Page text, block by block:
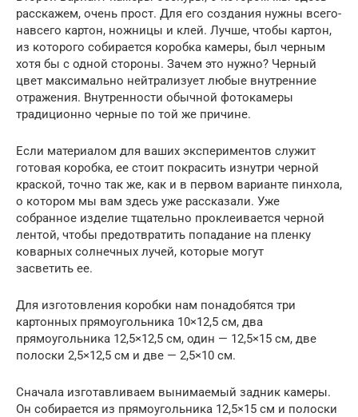
расскажем, очень прост. Для его создания нужны всего-
навсего картон, ножницы и клей. Лучше, чтобы картон,
из которого собирается коробка камеры, был черным
хотя бы с одной стороны. Зачем это нужно? Черный
цвет максимально нейтрализует любые внутренние
отражения. Внутренности обычной фотокамеры
традиционно черные по той же причине.
Если материалом для ваших экспериментов служит
готовая коробка, ее стоит покрасить изнутри черной
краской, точно так же, как и в первом варианте пинхола,
о котором мы вам здесь уже рассказали. Уже
собранное изделие тщательно проклеивается черной
лентой, чтобы предотвратить попадание на пленку
коварных солнечных лучей, которые могут
засветить ее.
Для изготовления коробки нам понадобятся три
картонных прямоугольника 10×12,5 см, два
прямоугольника 12,5×12,5 см, один — 12,5×15 см, две
полоски 2,5×12,5 см и две — 2,5×10 см.
Сначала изготавливаем вынимаемый задник камеры.
Он собирается из прямоугольника 12,5×15 см и полоски